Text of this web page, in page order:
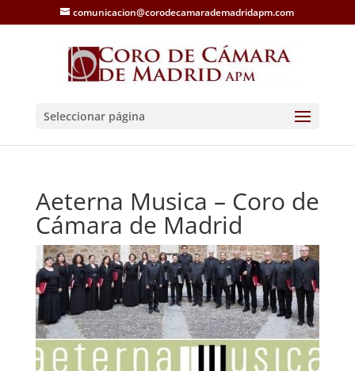
comunicacion@corodecamarademadridapm.com
Seleccionar página
Aeterna Musica – Coro de
Cámara de Madrid